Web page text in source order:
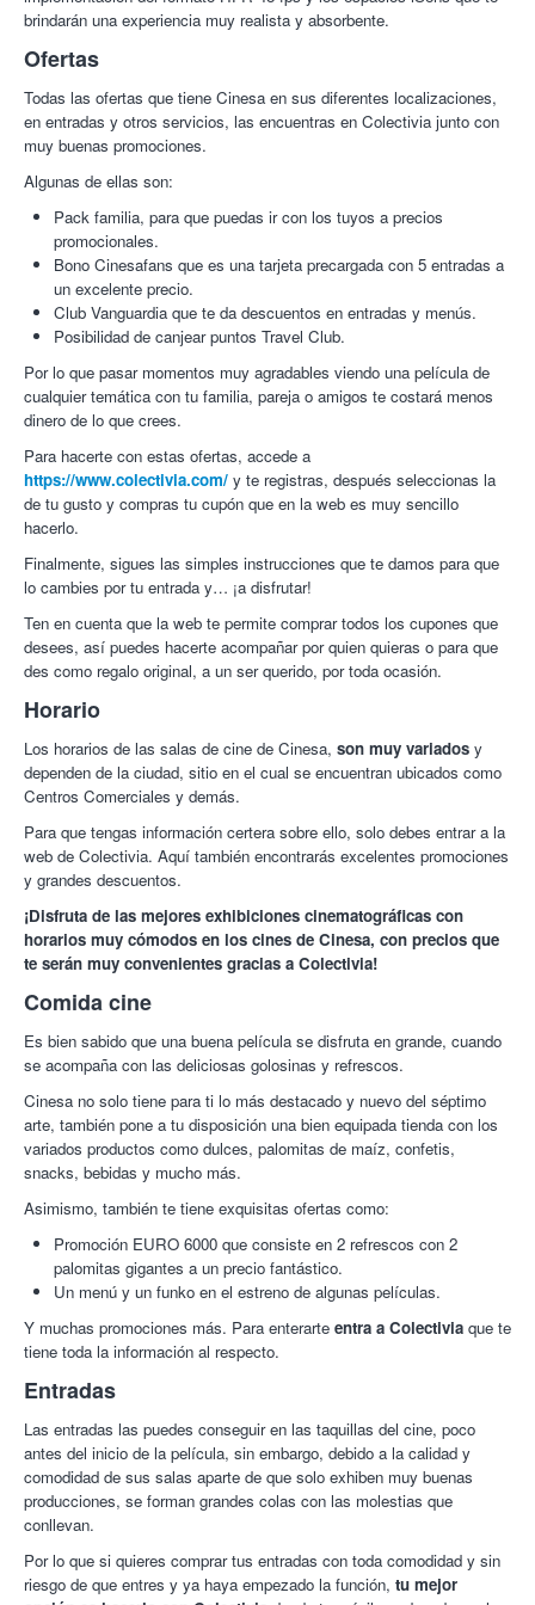
Idoia R. 10/10Me encantan estas ofertas para ir al cine... de
normal es muy caro. Espero que sigan con ellas para poder
disfrutarlas... gracias!
23/03/2018
Fernando T.10/10amabilidad de los taquilleros
14/10/2017
Jose Miguel V.10/10
07/10/2017
Iratxe H.8/10ok
10/04/2017
Iratxe H.8/10ok
brindarán una experiencia muy realista y absorbente.
Ofertas
Todas las ofertas que tiene Cinesa en sus diferentes localizaciones,
en entradas y otros servicios, las encuentras en Colectivia junto con
muy buenas promociones.
Algunas de ellas son:
Pack familia, para que puedas ir con los tuyos a precios
promocionales.
Bono Cinesafans que es una tarjeta precargada con 5 entradas a
un excelente precio.
Club Vanguardia que te da descuentos en entradas y menús.
Posibilidad de canjear puntos Travel Club.
Por lo que pasar momentos muy agradables viendo una película de
cualquier temática con tu familia, pareja o amigos te costará menos
dinero de lo que crees.
Para hacerte con estas ofertas, accede a
https://www.colectivia.com/ y te registras, después seleccionas la
de tu gusto y compras tu cupón que en la web es muy sencillo
hacerlo.
Finalmente, sigues las simples instrucciones que te damos para que
lo cambies por tu entrada y… ¡a disfrutar!
Ten en cuenta que la web te permite comprar todos los cupones que
desees, así puedes hacerte acompañar por quien quieras o para que
des como regalo original, a un ser querido, por toda ocasión.
Horario
Los horarios de las salas de cine de Cinesa, son muy variados y
dependen de la ciudad, sitio en el cual se encuentran ubicados como
Centros Comerciales y demás.
Para que tengas información certera sobre ello, solo debes entrar a la
web de Colectivia. Aquí también encontrarás excelentes promociones
y grandes descuentos.
¡Disfruta de las mejores exhibiciones cinematográficas con
horarios muy cómodos en los cines de Cinesa, con precios que
te serán muy convenientes gracias a Colectivia!
Comida cine
Es bien sabido que una buena película se disfruta en grande, cuando
se acompaña con las deliciosas golosinas y refrescos.
Cinesa no solo tiene para ti lo más destacado y nuevo del séptimo
arte, también pone a tu disposición una bien equipada tienda con los
variados productos como dulces, palomitas de maíz, confetis,
snacks, bebidas y mucho más.
Asimismo, también te tiene exquisitas ofertas como:
Promoción EURO 6000 que consiste en 2 refrescos con 2
palomitas gigantes a un precio fantástico.
Un menú y un funko en el estreno de algunas películas.
Y muchas promociones más. Para enterarte entra a Colectivia que te
tiene toda la información al respecto.
Entradas
Las entradas las puedes conseguir en las taquillas del cine, poco
antes del inicio de la película, sin embargo, debido a la calidad y
comodidad de sus salas aparte de que solo exhiben muy buenas
producciones, se forman grandes colas con las molestias que
conllevan.
Por lo que si quieres comprar tus entradas con toda comodidad y sin
riesgo de que entres y ya haya empezado la función, tu mejor